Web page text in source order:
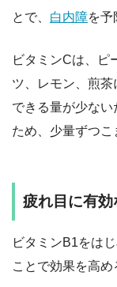
とで、 白内障を予
ビタミンCは、ピ
ツ、レモン、煎
できる量が少な
ため、少量ずつこ
疲れ目に有効
ビタミンB1をはじ
ことで効果を高め